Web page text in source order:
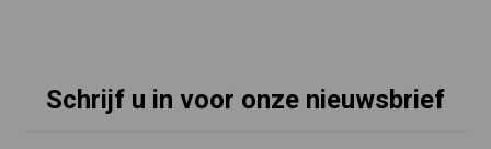
Schrijf u in voor onze nieuwsbrief